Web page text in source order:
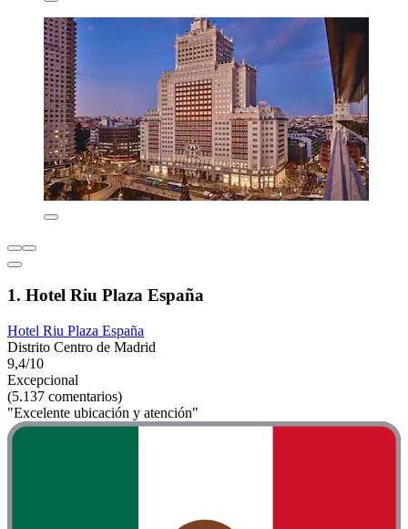
1. Hotel Riu Plaza España
Hotel Riu Plaza España
Distrito Centro de Madrid
9,4/10
Excepcional
(5.137 comentarios)
"Excelente ubicación y atención"